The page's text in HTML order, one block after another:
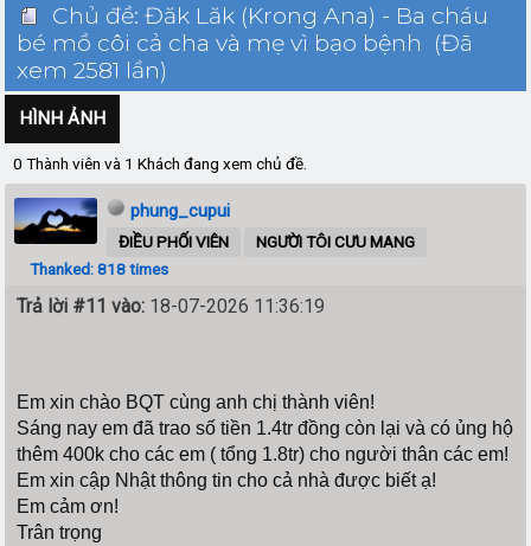
Chủ đề: Đăk Lăk (Krong Ana) - Ba cháu
bé mồ côi cả cha và mẹ vì bạo bệnh (Đã
xem 2581 lần)
HÌNH ẢNH
0 Thành viên và 1 Khách đang xem chủ đề.
phung_cupui
ĐIỀU PHỐI VIÊN
NGƯỜI TÔI CƯU MANG
Thanked: 818 times
Trả lời #11 vào: 18-07-2026 11:36:19
Em xin chào BQT cùng anh chị thành viên!
Sáng nay em đã trao số tiền 1.4tr đồng còn lại và có ủng hộ
thêm 400k cho các em ( tổng 1.8tr) cho người thân các em!
Em xin cập Nhật thông tin cho cả nhà được biết ạ!
Em cảm ơn!
Trân trọng